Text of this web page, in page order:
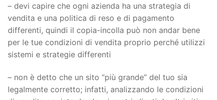
– devi capire che ogni azienda ha una strategia di
vendita e una politica di reso e di pagamento
differenti, quindi il copia-incolla può non andar bene
per le tue condizioni di vendita proprio perché utilizzi
sistemi e strategie differenti
– non è detto che un sito “più grande” del tuo sia
legalmente corretto; infatti, analizzando le condizioni